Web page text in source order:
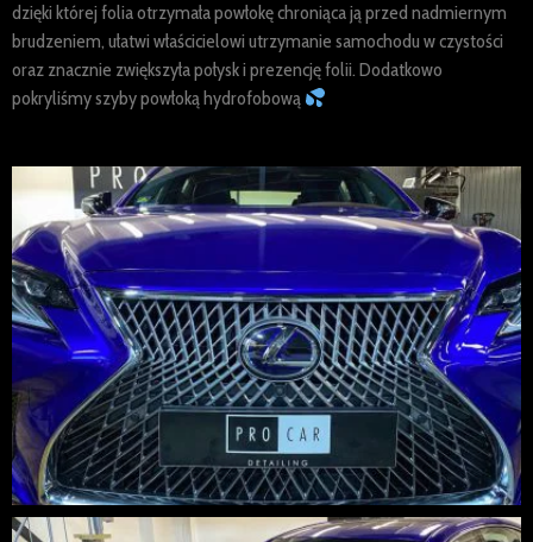
dzięki której folia otrzymała powłokę chroniąca ją przed nadmiernym
brudzeniem, ułatwi właścicielowi utrzymanie samochodu w czystości
oraz znacznie zwiększyła połysk i prezencję folii. Dodatkowo
pokryliśmy szyby powłoką hydrofobową